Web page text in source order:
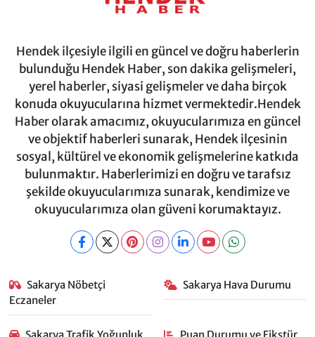
Hendek ilçesiyle ilgili en güncel ve doğru haberlerin
bulunduğu Hendek Haber, son dakika gelişmeleri,
yerel haberler, siyasi gelişmeler ve daha birçok
konuda okuyucularına hizmet vermektedir.Hendek
Haber olarak amacımız, okuyucularımıza en güncel
ve objektif haberleri sunarak, Hendek ilçesinin
sosyal, kültürel ve ekonomik gelişmelerine katkıda
bulunmaktır. Haberlerimizi en doğru ve tarafsız
şekilde okuyucularımıza sunarak, kendimize ve
okuyucularımıza olan güveni korumaktayız.
Sakarya Nöbetçi
Eczaneler
Sakarya Hava Durumu
Sakarya Trafik Yoğunluk
Puan Durumu ve Fikstür